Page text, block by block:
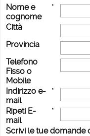
Nome e
cognome
*
Città
Provincia
Telefono
Fisso o
Mobile
Indirizzo e-
mail
*
Ripeti E-
mail
*
Scrivi le tue domande